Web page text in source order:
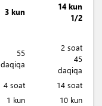
3 kun
14 kun
1/2
55
daqiqa
2 soat
45
daqiqa
4 soat
14 soat
1 kun
10 kun